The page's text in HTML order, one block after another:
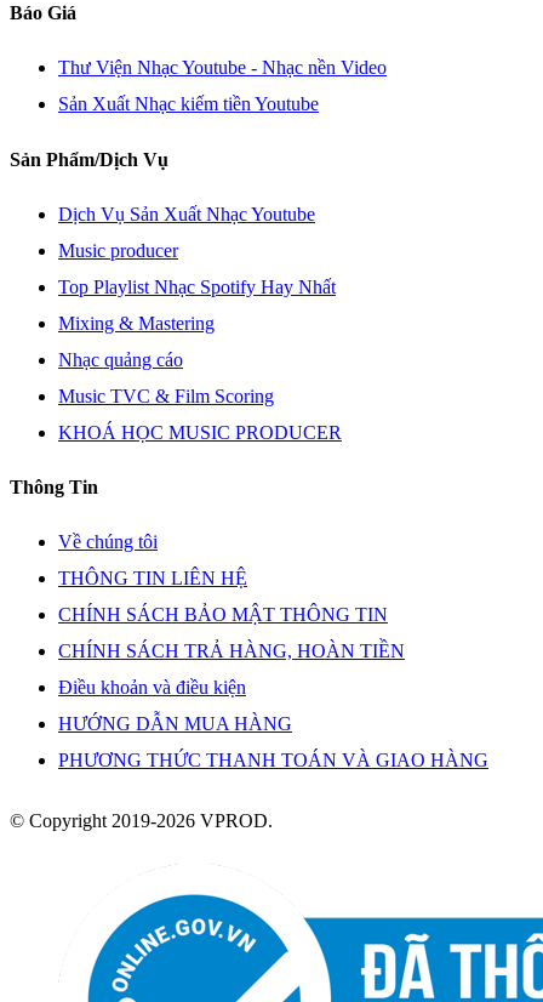
Báo Giá
Thư Viện Nhạc Youtube - Nhạc nền Video
Sản Xuất Nhạc kiếm tiền Youtube
Sản Phẩm/Dịch Vụ
Dịch Vụ Sản Xuất Nhạc Youtube
Music producer
Top Playlist Nhạc Spotify Hay Nhất
Mixing & Mastering
Nhạc quảng cáo
Music TVC & Film Scoring
KHOÁ HỌC MUSIC PRODUCER
Thông Tin
Về chúng tôi
THÔNG TIN LIÊN HỆ
CHÍNH SÁCH BẢO MẬT THÔNG TIN
CHÍNH SÁCH TRẢ HÀNG, HOÀN TIỀN
Điều khoản và điều kiện
HƯỚNG DẪN MUA HÀNG
PHƯƠNG THỨC THANH TOÁN VÀ GIAO HÀNG
© Copyright 2019-2026 VPROD.